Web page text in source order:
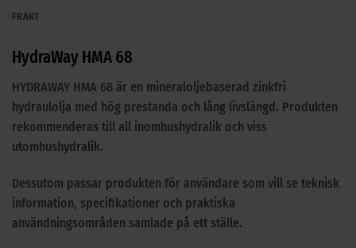
FRAKT
HydraWay HMA 68
HYDRAWAY HMA 68 är en mineraloljebaserad zinkfri
hydraulolja med hög prestanda och lång livslängd. Produkten
rekommenderas till all inomhushydralik och viss
utomhushydralik.
Dessutom passar produkten för användare som vill se teknisk
information, specifikationer och praktiska
användningsområden samlade på ett ställe.